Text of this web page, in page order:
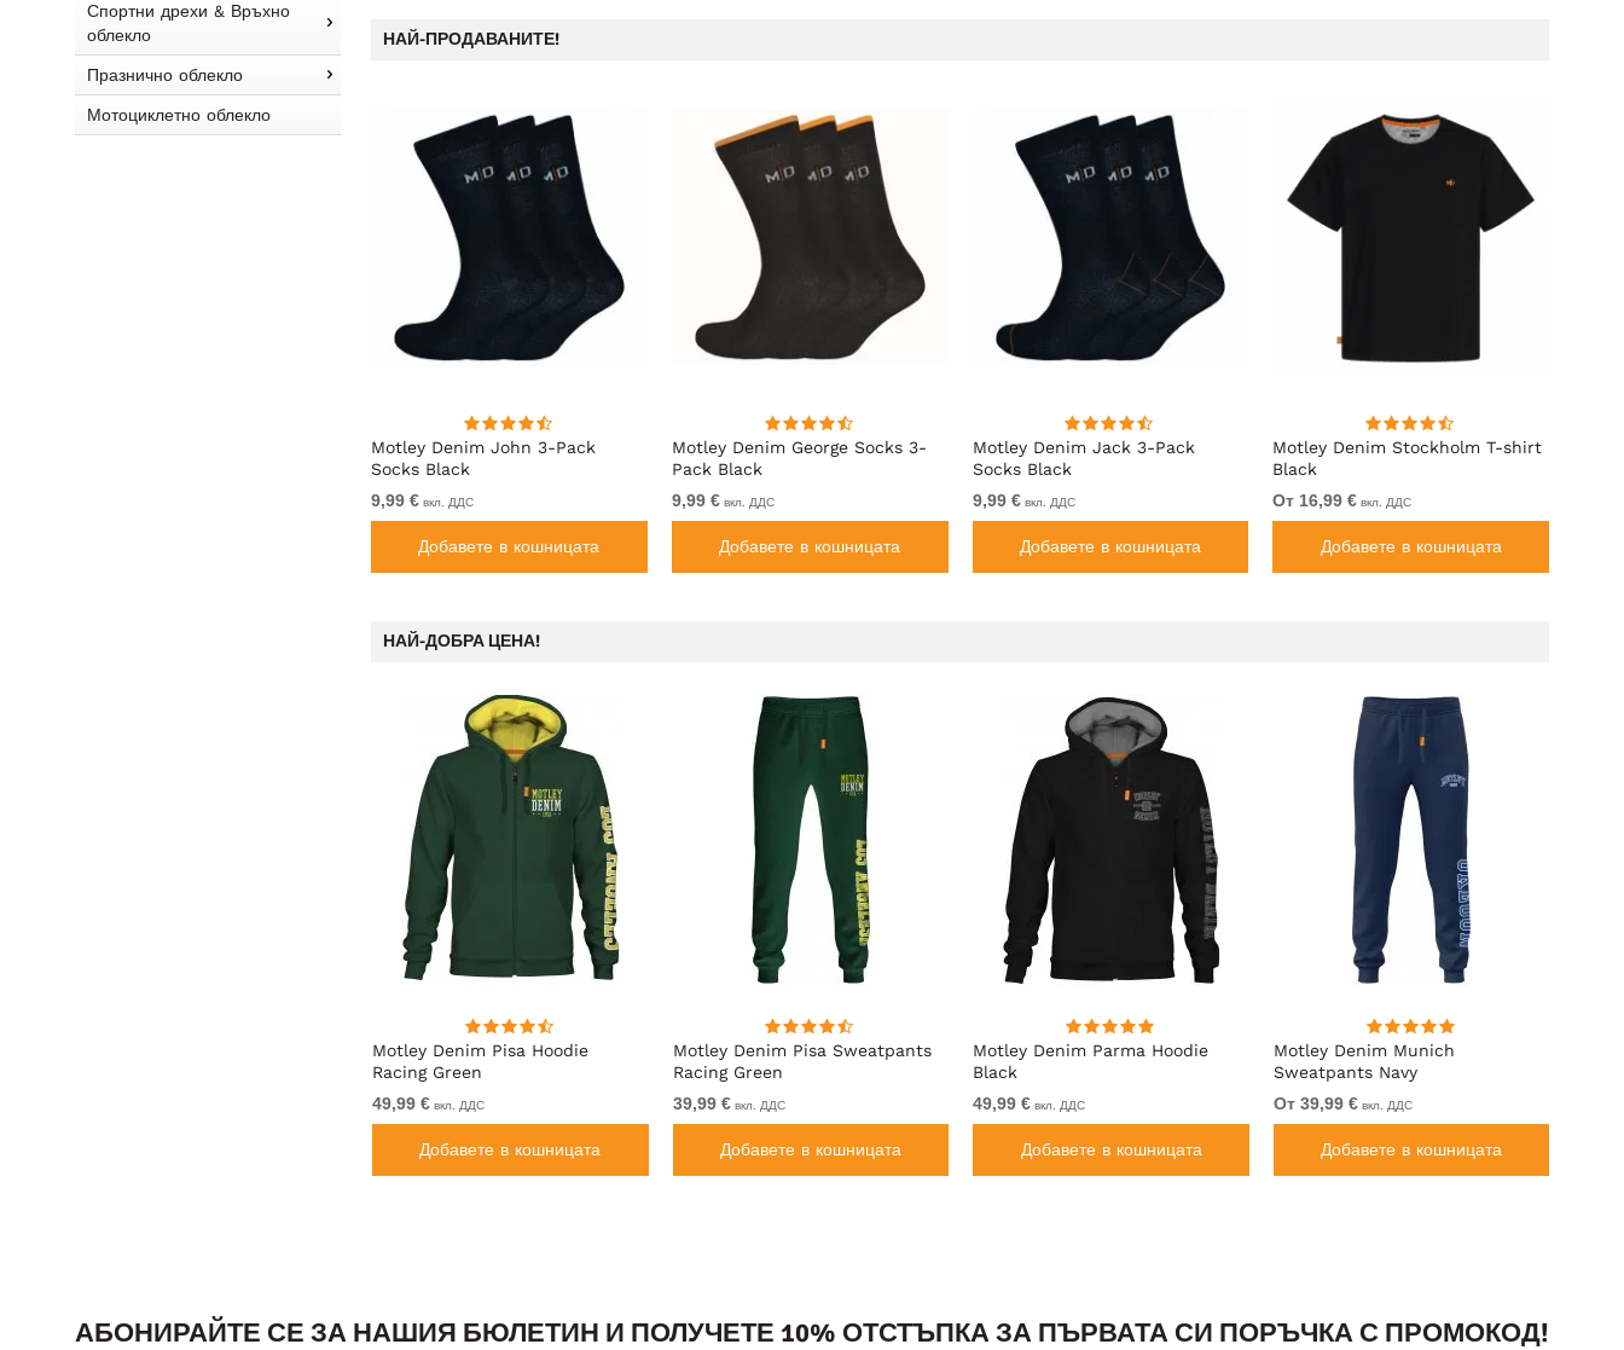
Спортни дрехи & Връхно
облекло
Празнично облекло
Мотоциклетно облекло
НАЙ-ПРОДАВАНИТЕ!
БЕСТСЕЛЪР!
Motley Denim John 3-Pack
Socks Black
9,99 € вкл. ДДС
Добавете в кошницата
Motley Denim George Socks 3-
Pack Black
9,99 €вкл. ДДС
Добавете в кошницата
Motley Denim Jack 3-Pack
Socks Black
9,99 €вкл. ДДС
Добавете в кошницата
Motley Denim Stockholm T-shirt
Black
От 16,99 € вкл. ДДС
Добавете в кошницата
НАЙ-ДОБРА ЦЕНА!
Motley Denim Pisa Hoodie
Racing Green
49,99 €вкл. ДДС
Добавете в кошницата
Motley Denim Pisa Sweatpants
Racing Green
39,99 €вкл. ДДС
Добавете в кошницата
Motley Denim Parma Hoodie
Black
49,99 € вкл. ДДС
Добавете в кошницата
Motley Denim Munich
Sweatpants Navy
От 39,99 € вкл. ДДС
Добавете в кошницата
АБОНИРАЙТЕ СЕ ЗА НАШИЯ БЮЛЕТИН И ПОЛУЧЕТЕ 10% ОТСТЪПКА ЗА ПЪРВАТА СИ ПОРЪЧКА С ПРОМОКОД!